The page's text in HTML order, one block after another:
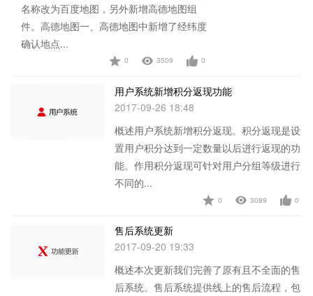
名称改为百度地图，另外新增高德地图组
件。高德地图一、高德地图中新增了经纬度
确认地点...
0 3509 0
用户系统新增积分返现功能
2017-09-26 18:48
概述用户系统新增积分返现。积分返现是设
置用户积分达到一定数量以后进行返现的功
能。作用积分返现可针对用户分组等级进行
不同的...
0 3089 0
售后系统更新
2017-09-20 19:33
概述本次更新我们完善了原有且不全面的售
后系统。售后系统提供线上的售后流程，包